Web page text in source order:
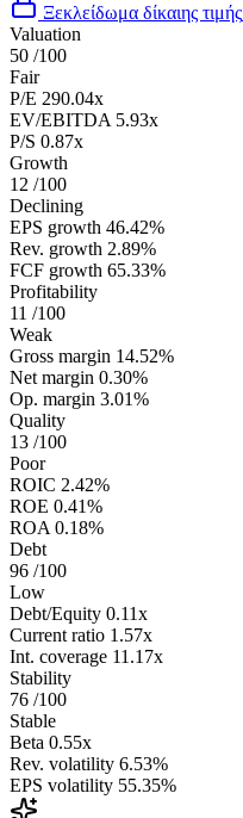
Ξεκλείδωμα δίκαιης τιμής
Valuation
50 /100
Fair
P/E 290.04x
EV/EBITDA 5.93x
P/S 0.87x
Growth
12 /100
Declining
EPS growth 46.42%
Rev. growth 2.89%
FCF growth 65.33%
Profitability
11 /100
Weak
Gross margin 14.52%
Net margin 0.30%
Op. margin 3.01%
Quality
13 /100
Poor
ROIC 2.42%
ROE 0.41%
ROA 0.18%
Debt
96 /100
Low
Debt/Equity 0.11x
Current ratio 1.57x
Int. coverage 11.17x
Stability
76 /100
Stable
Beta 0.55x
Rev. volatility 6.53%
EPS volatility 55.35%